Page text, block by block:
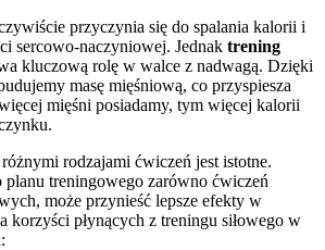
przyczynia się do spalania kalorii i
sercowo-naczyniowej. Jednak trening
kluczową rolę w walce z nadwagą. Dzięki
masę mięśniową, co przyspiesza
mięśni posiadamy, tym więcej kalorii
rodzajami ćwiczeń jest istotne.
planu treningowego zarówno ćwiczeń
może przynieść lepsze efekty w
korzyści płynących z treningu siłowego w